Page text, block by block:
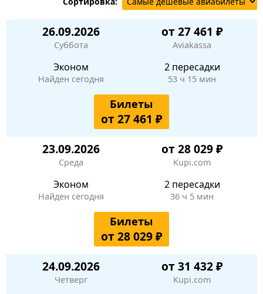
26.09.2026
Суббота
от 27 461 ₽
Aviakassa
Эконом
Найден сегодня
2 пересадки
53 ч 15 мин
Билеты
от 27 461 ₽
23.09.2026
Среда
от 28 029 ₽
Kupi.com
Эконом
Найден сегодня
2 пересадки
36 ч 5 мин
Билеты
от 28 029 ₽
24.09.2026
Четверг
от 31 432 ₽
Kupi.com